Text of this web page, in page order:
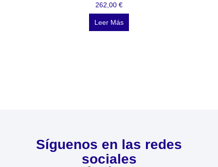
262,00 €
Leer Más
Síguenos en las redes
sociales